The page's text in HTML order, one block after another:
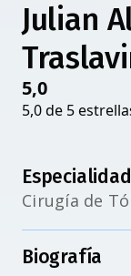
Julian
5,0
5,0 de 5
Cirugía de
Biografía